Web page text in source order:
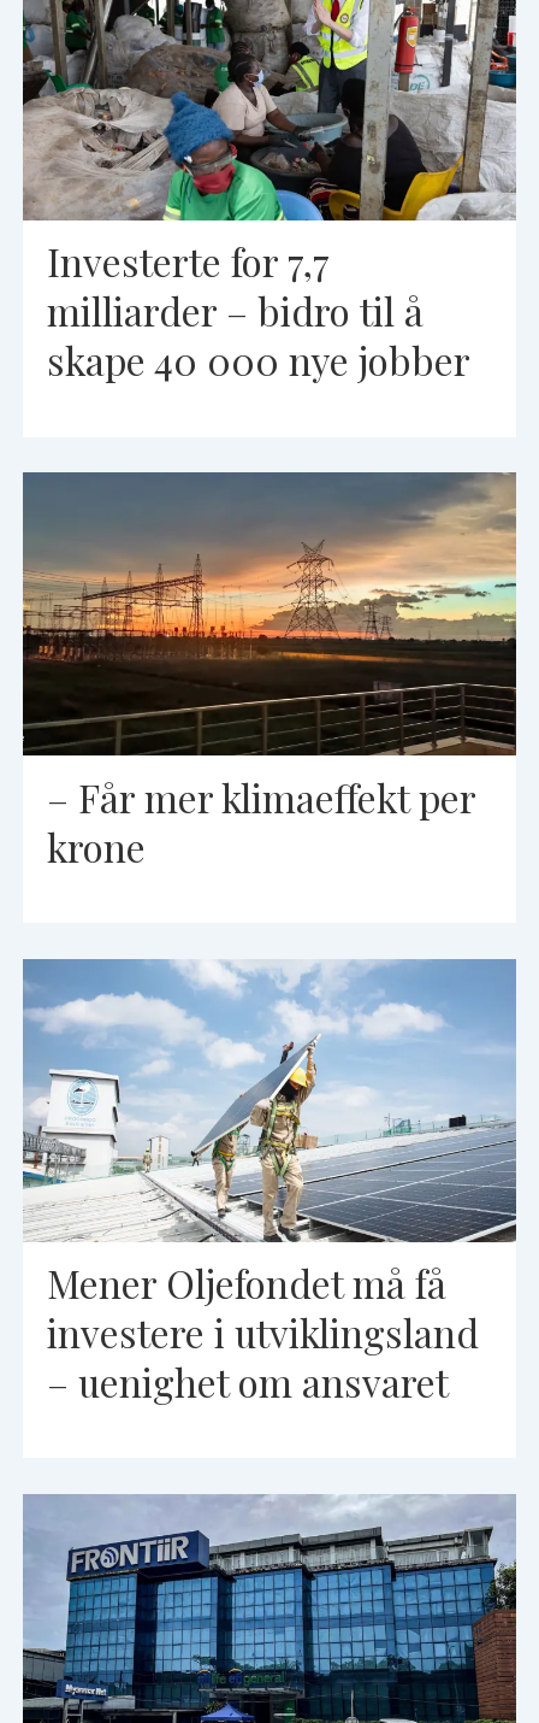
Investerte for 7,7
milliarder – bidro til å
skape 40 000 nye jobber
– Får mer klimaeffekt per
krone
Mener Oljefondet må få
investere i utviklingsland
– uenighet om ansvaret